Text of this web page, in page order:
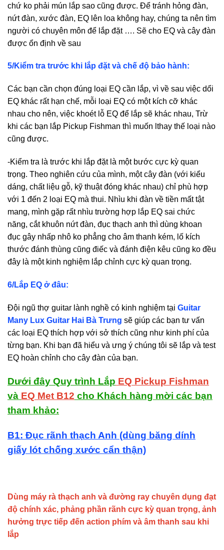
chứ ko phải mún lắp sao cũng được. Để tránh hỏng đàn,
nứt đàn, xước đàn, EQ lên loa không hay, chúng ta nên tìm
người có chuyên môn để lắp đặt …. Sẽ cho EQ và cây đàn
được ổn định về sau
5/Kiểm tra trước khi lắp đặt và chế độ bảo hành:
Các bạn cần chọn đúng loại EQ cần lắp, vì về sau việc dổi
EQ khác rất hạn chế, mỗi loại EQ có một kích cỡ khác
nhau cho nên, việc khoét lỗ EQ để lắp sẽ khác nhau, Trừ
khi các bạn lắp Pickup Fishman thì muốn lthay thế loại nào
cũng được.
-Kiểm tra là trước khi lắp đặt là một bước cực kỳ quan
trọng. Theo nghiên cứu của mình, một cây đàn (với kiểu
dáng, chất liệu gỗ, kỹ thuật đóng khác nhau) chỉ phù hợp
với 1 đến 2 loại EQ mà thui. Nhìu khi đàn về tiền mất tật
mang, mình gặp rất nhìu trường hợp lắp EQ sai chức
năng, cắt khuôn nứt đàn, đục thạch anh thì dùng khoan
đục gây nhấp nhô ko phẳng cho âm thanh kém, lố kích
thước đánh thùng cũng điếc và đánh điện kêu cũng ko đều
đây là một kinh nghiệm lắp chỉnh cực kỳ quan trọng.
6/Lắp EQ ở đâu:
Đội ngũ thợ guitar lành nghề có kinh nghiệm tại Guitar
Many Lux Guitar Hai Bà Trưng sẽ giúp các bạn tư vấn
các loại EQ thích hợp với sở thích cũng như kinh phí của
từng bạn. Khi bạn đã hiểu và ưng ý chúng tôi sẽ lắp và test
EQ hoàn chỉnh cho cây đàn của bạn.
Dưới đây Quy trình Lắp EQ Pickup Fishman
và EQ Met B12 cho Khách hàng mời các bạn
tham khảo:
B1: Đục rãnh thạch Anh (dùng băng dính
giấy lót chống xước cẩn thận)
Dùng máy rà thạch anh và đường ray chuyên dụng đạt
độ chính xác, phảng phần rãnh cực kỳ quan trọng, ảnh
hưởng trực tiếp đến action phím và âm thanh sau khi
lắp